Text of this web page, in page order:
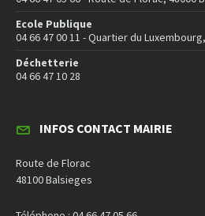
Ecole Publique
04 66 47 00 11 - Quartier du
Déchetterie
04 66 47 10 28
INFOS CONTACT MAIRIE
Route de Florac
48100 Balsieges